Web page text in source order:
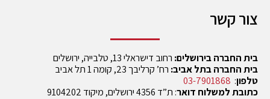
צור קשר
בית החברה בירושלים: רחוב דישראלי 13, טלבייה, ירושלים
בית החברה בתל אביב: רח’ קרליבך 23, קומה 1 תל אביב
טלפון:
03-7901868
כתובת למשלוח דואר: ת”ד 4356 ירושלים, מיקוד 9104202